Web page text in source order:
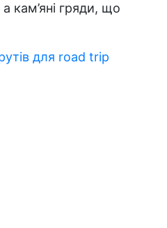
кам’яні гряди, що
для road trip